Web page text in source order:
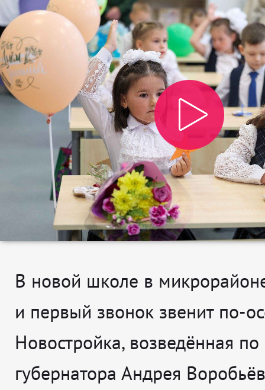
В новой школе в
и первый звонок звенит по-
Новостройка, возведённая
губернатора Андрея